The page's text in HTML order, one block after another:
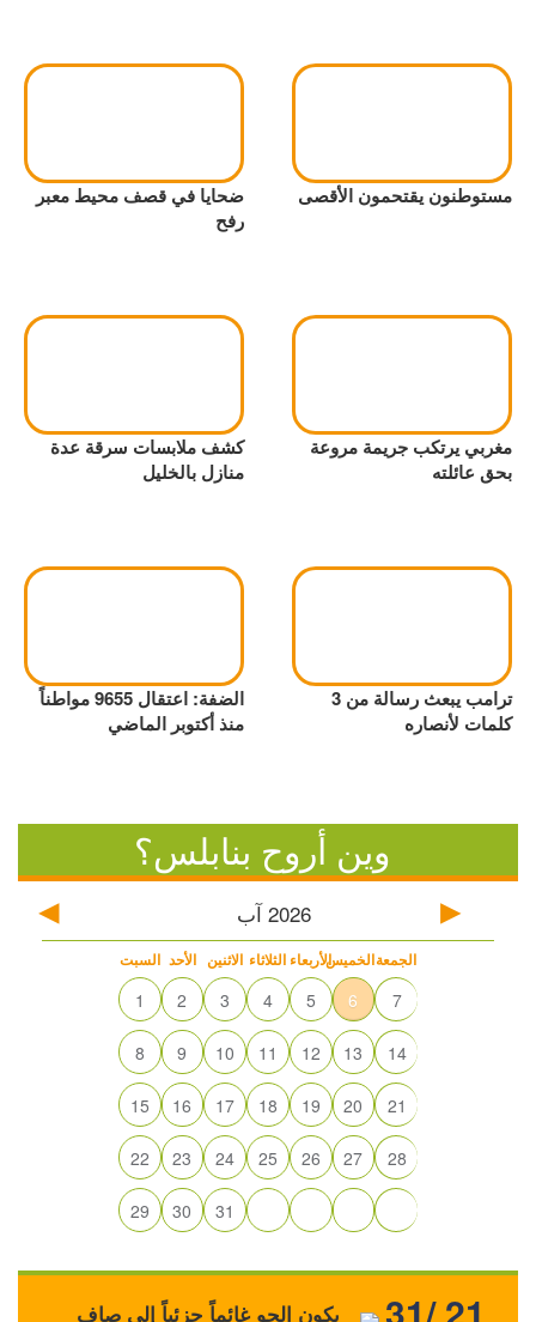
مستوطنون يقتحمون الأقصى
ضحايا في قصف محيط معبر
رفح
مغربي يرتكب جريمة مروعة
بحق عائلته
كشف ملابسات سرقة عدة
منازل بالخليل
ترامب يبعث رسالة من 3
كلمات لأنصاره
الضفة: اعتقال 9655 مواطناً
منذ أكتوبر الماضي
وين أروح بنابلس؟
2026 آب
السبت الأحد الاثنين الثلاثاء الأربعاءالخميسالجمعة
1 2 3 4 5 6 7
8 9 10 11 12 13 14
15 16 17 18 19 20 21
22 23 24 25 26 27 28
29 30 31
يكون الجو غائماً جزئياً إلى صافٍ